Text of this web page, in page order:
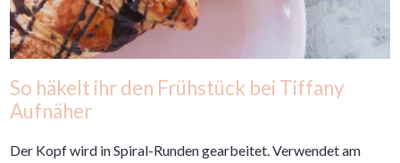
So häkelt ihr den Frühstück bei Tiffany
Aufnäher
Der Kopf wird in Spiral-Runden gearbeitet. Verwendet am